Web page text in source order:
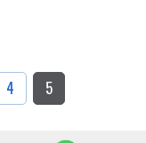
4 5